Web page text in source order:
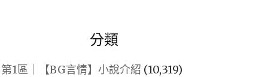
分類
第1區｜【BG言情】小說介紹 (10,319)